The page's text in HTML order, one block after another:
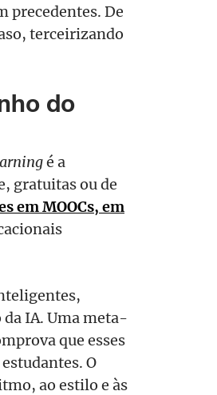
precedentes. De
terceirizando
do
é a
gratuitas ou de
em MOOCs, em
da IA. Uma meta-
que esses
O
ao estilo e às